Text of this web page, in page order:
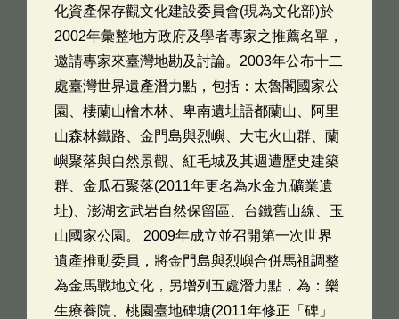
化資產保存觀文化建設委員會(現為文化部)於
2002年彙整地方政府及學者專家之推薦名單，
邀請專家來臺灣地勘及討論。2003年公布十二
處臺灣世界遺產潛力點，包括：太魯閣國家公
園、棲蘭山檜木林、卑南遺址語都蘭山、阿里
山森林鐵路、金門島與烈嶼、大屯火山群、蘭
嶼聚落與自然景觀、紅毛城及其週遭歷史建築
群、金瓜石聚落(2011年更名為水金九礦業遺
址)、澎湖玄武岩自然保留區、台鐵舊山線、玉
山國家公園。 2009年成立並召開第一次世界
遺產推動委員，將金門島與烈嶼合併馬祖調整
為金馬戰地文化，另增列五處潛力點，為：樂
生療養院、桃園臺地碑塘(2011年修正「碑」